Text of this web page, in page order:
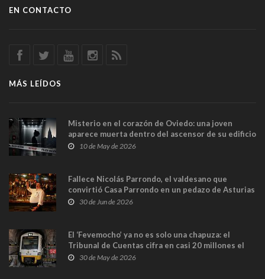
EN CONTACTO
MÁS LEÍDOS
Misterio en el corazón de Oviedo: una joven
aparece muerta dentro del ascensor de su edificio
y las cámaras captan sus últimos minutos
10 de May de 2026
Fallece Nicolás Parrondo, el valdesano que
convirtió Casa Parrondo en un pedazo de Asturias
en Madrid
30 de Jun de 2026
El ‘Fevemocho’ ya no es solo una chapuza: el
Tribunal de Cuentas cifra en casi 20 millones el
sobrecoste de los trenes que no cabían por los
30 de May de 2026